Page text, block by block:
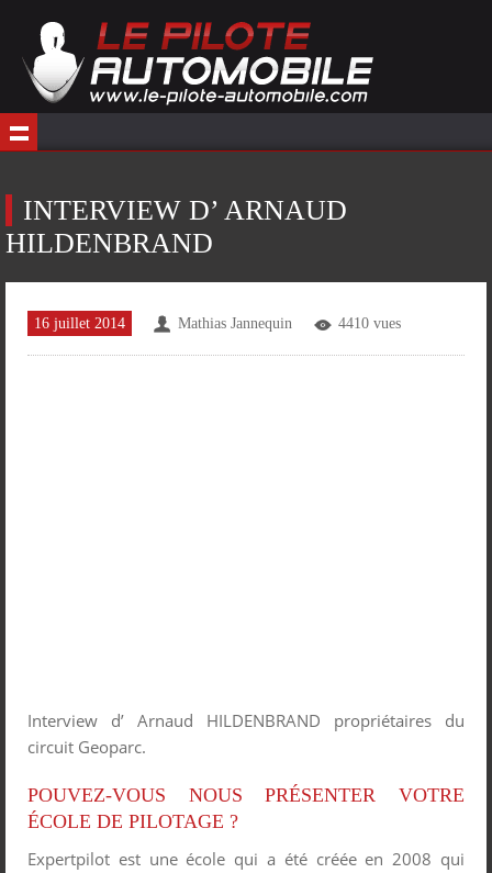
INTERVIEW D’ ARNAUD
HILDENBRAND
16 juillet 2014 Mathias Jannequin 4410 vues
Interview d’ Arnaud HILDENBRAND propriétaires du
circuit Geoparc.
POUVEZ-VOUS NOUS PRÉSENTER VOTRE
ÉCOLE DE PILOTAGE ?
Expertpilot est une école qui a été créée en 2008 qui